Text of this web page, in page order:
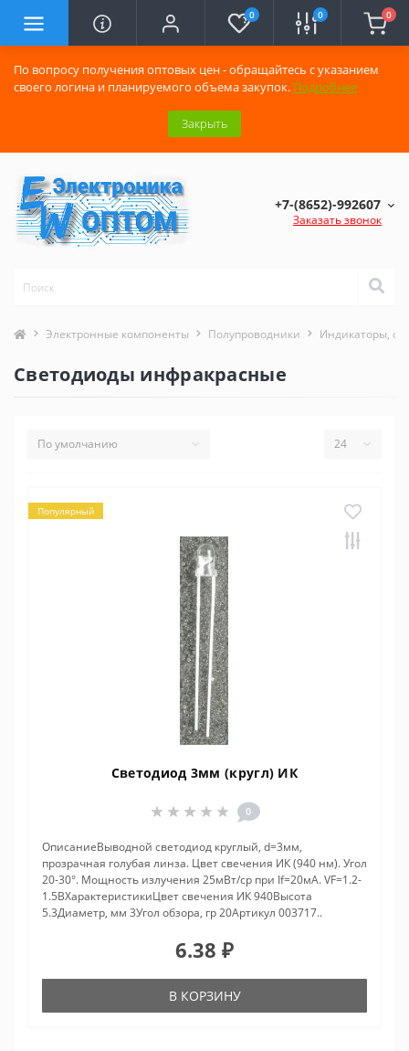
По вопросу получения оптовых цен - обращайтесь с указанием
своего логина и планируемого объема закупок. Подробнее
Закрыть
0 0 0
+7-(8652)-992607
Заказать звонок
Электронные компоненты Полупроводники Индикаторы,
Светодиоды инфракрасные
Популярный
Светодиод 3мм (кругл) ИК
0
ОписаниеВыводной светодиод круглый, d=3мм,
прозрачная голубая линза. Цвет свечения ИК (940 нм). Угол
20-30°. Мощность излучения 25мВт/ср при If=20мА. VF=1.2-
1.5ВХарактеристикиЦвет свечения ИК 940Высота
5.3Диаметр, мм 3Угол обзора, гр 20Артикул 003717..
6.38 ₽
В КОРЗИНУ